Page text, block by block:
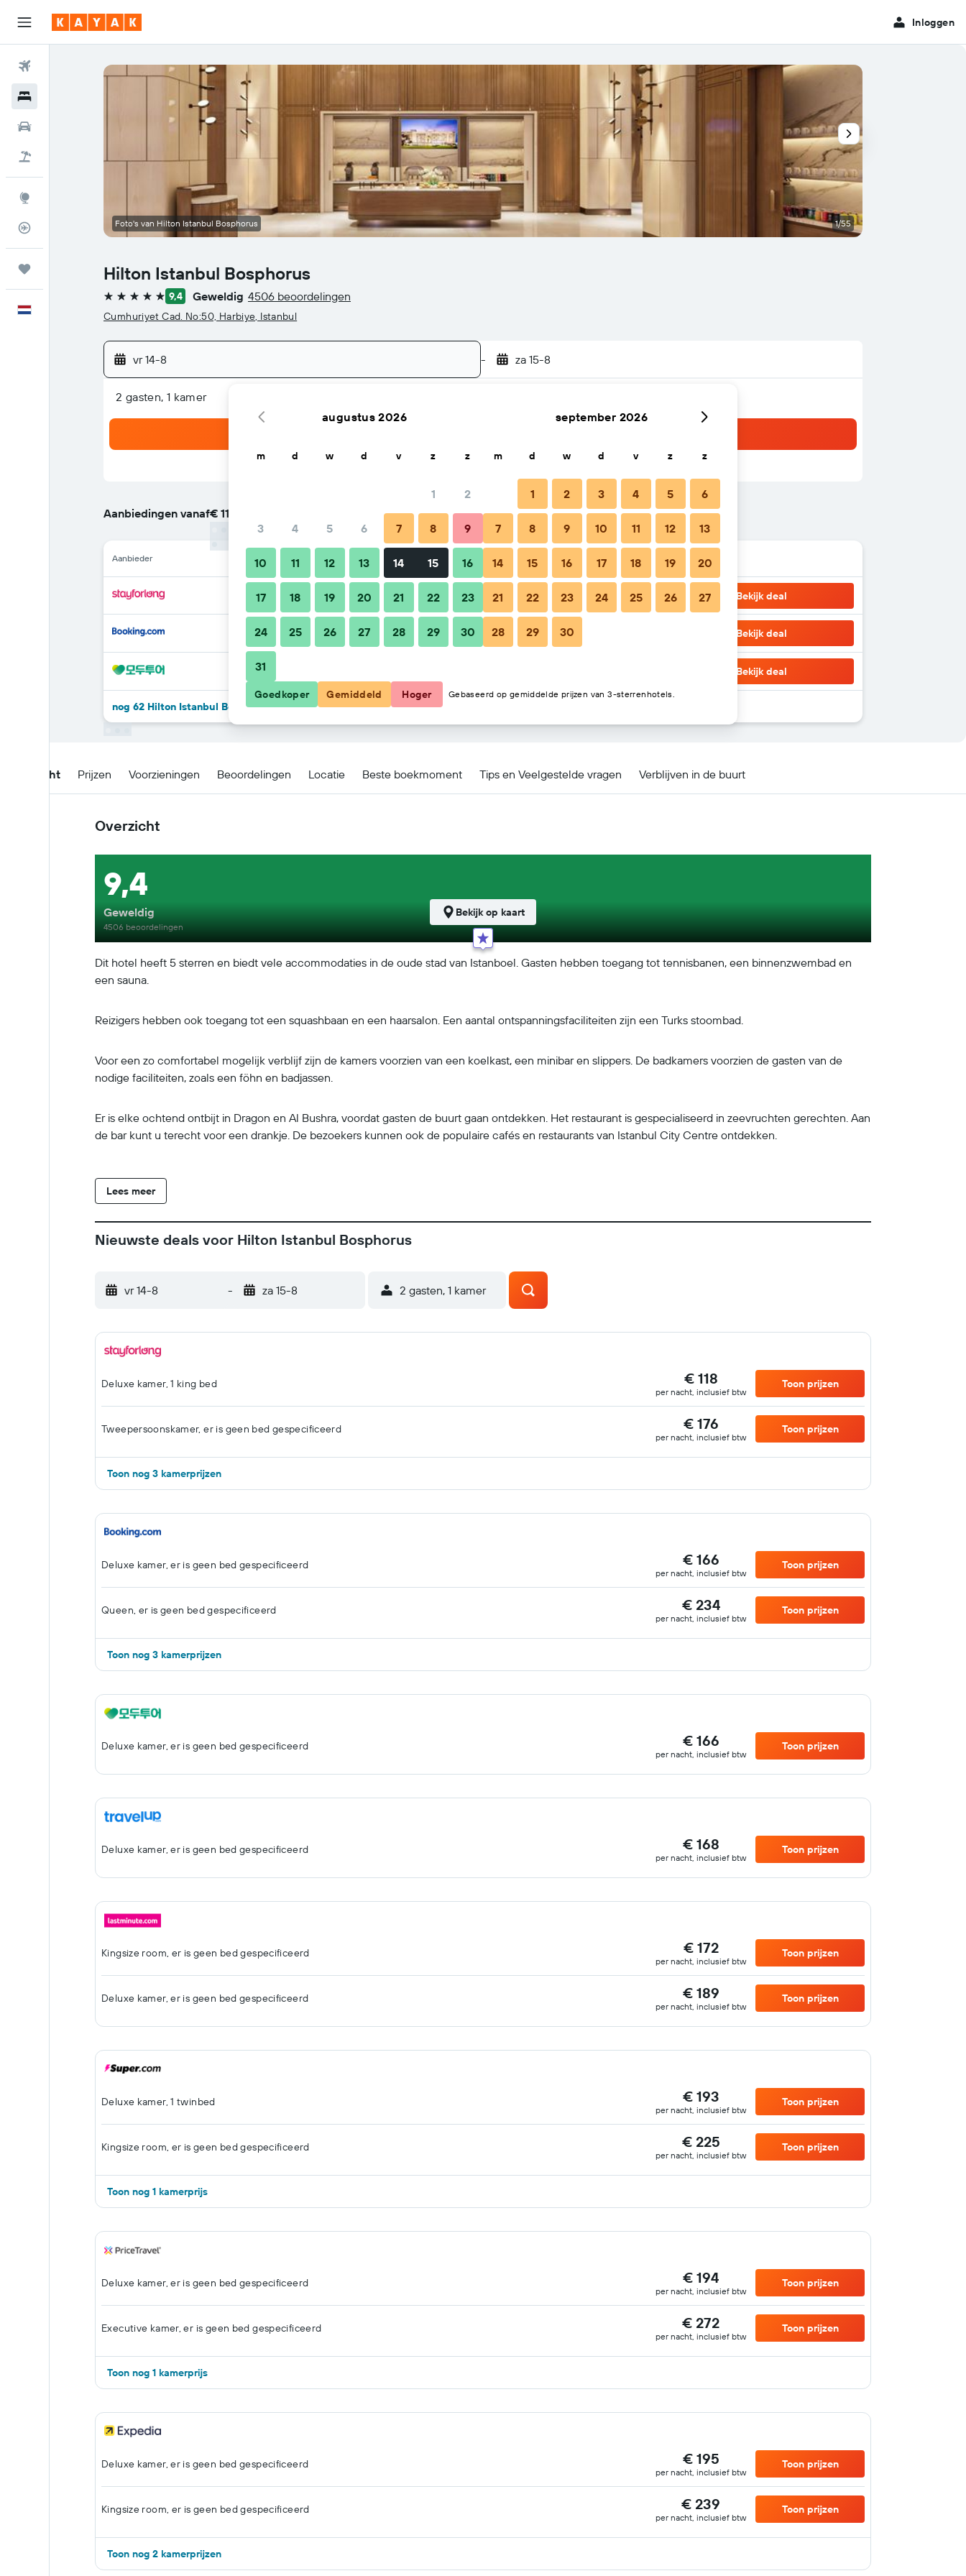
Inloggen
Vluchtstatus info
Hilton Istanbul Bosphorus
5 sterren 9,4 Geweldig 4506 beoordelingen
Cumhuriyet Cad. No:50, Harbiye, Istanbul
vr 14-8 - za 15-8
2 gasten, 1 kamer
Aanbiedingen vanaf€ 118
Aanbieder totaal per nacht
€ 118 Bekijk deal
€ 166 Bekijk deal
Bekijk deal
nog 62 Hilton Istanbul Bosphorus-deals
Foto's van Hilton Istanbul Bosphorus 1/55
Overzicht Prijzen Voorzieningen Beoordelingen Locatie Beste boekmoment Tips en Veelgestelde vragen Verblijven in de buurt
Overzicht
Dit hotel heeft 5 sterren en biedt vele accommodaties in de oude stad van Istanboel. Gasten hebben toegang tot tennisbanen, een binnenzwembad en
een sauna.
Reizigers hebben ook toegang tot een squashbaan en een haarsalon. Een aantal ontspanningsfaciliteiten zijn een Turks stoombad.
Voor een zo comfortabel mogelijk verblijf zijn de kamers voorzien van een koelkast, een minibar en slippers. De badkamers voorzien de gasten van de
nodige faciliteiten, zoals een föhn en badjassen.
Er is elke ochtend ontbijt in Dragon en Al Bushra, voordat gasten de buurt gaan ontdekken. Het restaurant is gespecialiseerd in zeevruchten gerechten. Aan
de bar kunt u terecht voor een drankje. De bezoekers kunnen ook de populaire cafés en restaurants van Istanbul City Centre ontdekken.
Lees meer
9,4
Geweldig
4506 beoordelingen
Bekijk op kaart
Nieuwste deals voor Hilton Istanbul Bosphorus
vr 14-8 - za 15-8 2 gasten, 1 kamer
Deluxe kamer, 1 king bed € 118
per nacht, inclusief btw
Toon prijzen
Tweepersoonskamer, er is geen bed gespecificeerd € 176
per nacht, inclusief btw
Toon prijzen
Toon nog 3 kamerprijzen
Deluxe kamer, er is geen bed gespecificeerd € 166
per nacht, inclusief btw
Toon prijzen
Queen, er is geen bed gespecificeerd € 234
per nacht, inclusief btw
Toon prijzen
Toon nog 3 kamerprijzen
Deluxe kamer, er is geen bed gespecificeerd € 166
per nacht, inclusief btw
Toon prijzen
Deluxe kamer, er is geen bed gespecificeerd € 168
per nacht, inclusief btw
Toon prijzen
Kingsize room, er is geen bed gespecificeerd € 172
per nacht, inclusief btw
Toon prijzen
Deluxe kamer, er is geen bed gespecificeerd € 189
per nacht, inclusief btw
Toon prijzen
Deluxe kamer, 1 twinbed € 193
per nacht, inclusief btw
Toon prijzen
Kingsize room, er is geen bed gespecificeerd € 225
per nacht, inclusief btw
Toon prijzen
Toon nog 1 kamerprijs
Deluxe kamer, er is geen bed gespecificeerd € 194
per nacht, inclusief btw
Toon prijzen
Executive kamer, er is geen bed gespecificeerd € 272
per nacht, inclusief btw
Toon prijzen
Toon nog 1 kamerprijs
Deluxe kamer, er is geen bed gespecificeerd € 195
per nacht, inclusief btw
Toon prijzen
Kingsize room, er is geen bed gespecificeerd € 239
per nacht, inclusief btw
Toon prijzen
Toon nog 2 kamerprijzen
augustus 2026
m d w d v z z
1 2
3 4 5 6 7 8 9
10 11 12 13 14 15 16
17 18 19 20 21 22 23
24 25 26 27 28 29 30
31
september 2026
m d w d v z z
1 2 3 4 5 6
7 8 9 10 11 12 13
14 15 16 17 18 19 20
21 22 23 24 25 26 27
28 29 30
Goedkoper Gemiddeld Hoger Gebaseerd op gemiddelde prijzen van 3-sterrenhotels.